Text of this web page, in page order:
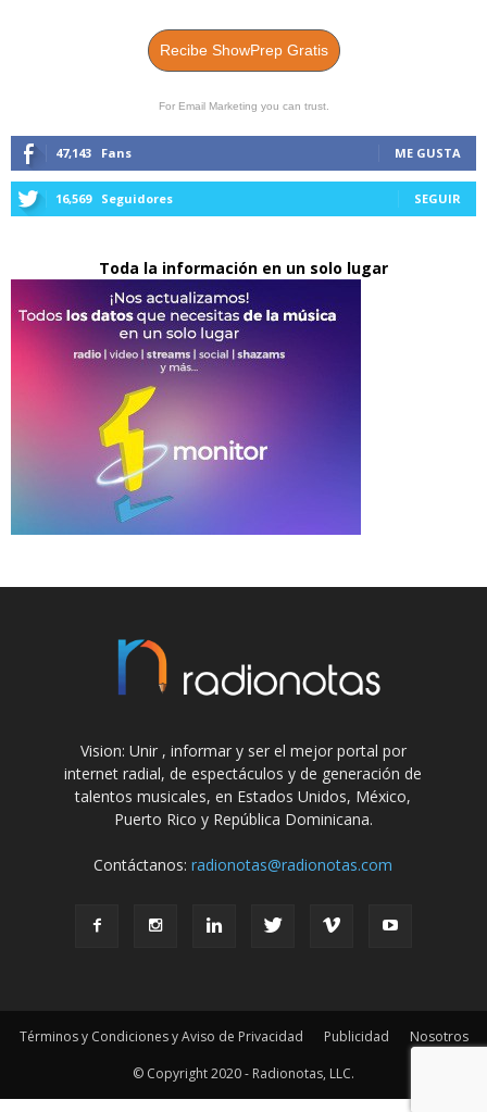
Recibe ShowPrep Gratis
For Email Marketing you can trust.
47,143 Fans ME GUSTA
16,569 Seguidores SEGUIR
Toda la información en un solo lugar
Vision: Unir , informar y ser el mejor portal por
internet radial, de espectáculos y de generación de
talentos musicales, en Estados Unidos, México,
Puerto Rico y República Dominicana.
Contáctanos:radionotas@radionotas.com
Términos y Condiciones y Aviso de Privacidad Publicidad
Nosotros
© Copyright 2020 - Radionotas, LLC.